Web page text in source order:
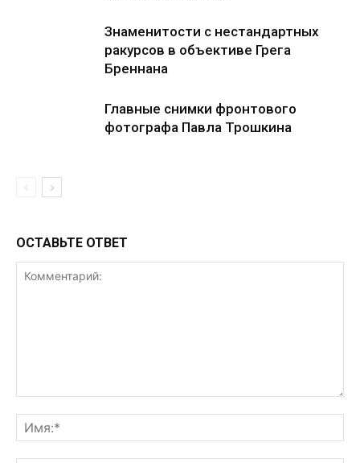
Знаменитости с нестандартных
ракурсов в объективе Грега
Бреннана
Главные снимки фронтового
фотографа Павла Трошкина
ОСТАВЬТЕ ОТВЕТ